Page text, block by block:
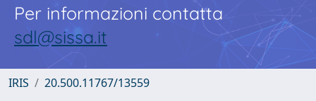
Per informazioni contatta
sdl@sissa.it
IRIS 20.500.11767/13559